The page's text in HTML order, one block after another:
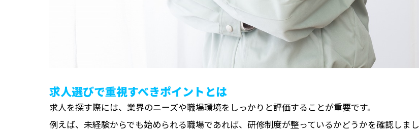
求人選びで重視すべきポイントとは
求人を探す際には、業界のニーズや職場環境をしっかりと評価することが重要です。
例えば、未経験からでも始められる職場であれば、研修制度が整っているかどうかを確認しまし